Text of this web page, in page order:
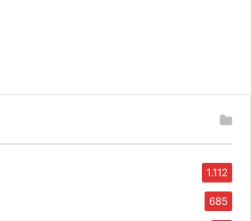
1.112
685